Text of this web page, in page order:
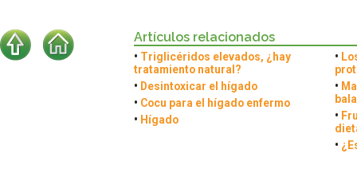
Artículos relacionados
• Triglicéridos elevados, ¿hay
tratamiento natural?
• Desintoxicar el hígado
• Cocu para el hígado enfermo
• Hígado
•
•
•
•